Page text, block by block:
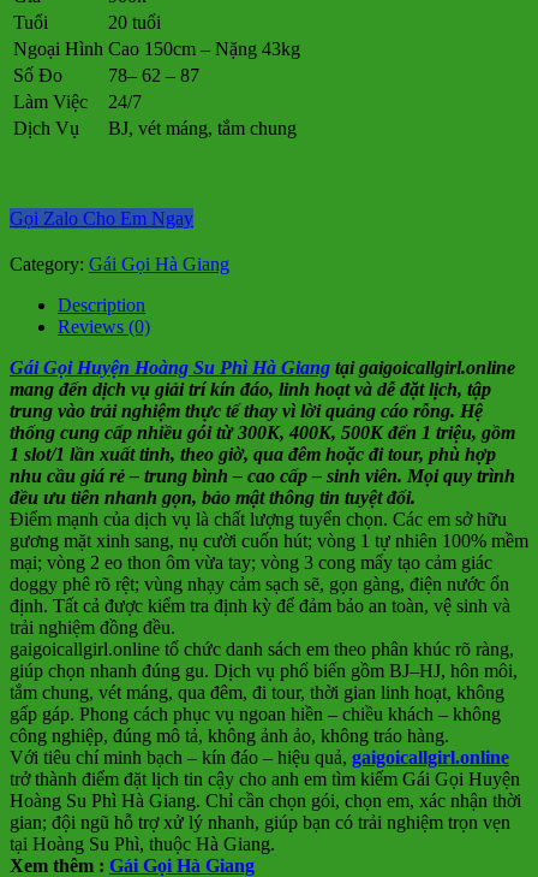
Tuổi
20 tuổi
Ngoại Hình Cao 150cm – Nặng 43kg
Số Đo
78– 62 – 87
Làm Việc
24/7
Dịch Vụ
BJ, vét máng, tắm chung
Gọi Zalo Cho Em Ngay
Category: Gái Gọi Hà Giang
Description
Reviews (0)
Gái Gọi Huyện Hoàng Su Phì Hà Giang tại gaigoicallgirl.online
mang đến dịch vụ giải trí kín đáo, linh hoạt và dễ đặt lịch, tập
trung vào trải nghiệm thực tế thay vì lời quảng cáo rỗng. Hệ
thống cung cấp nhiều gói từ 300K, 400K, 500K đến 1 triệu, gồm
1 slot/1 lần xuất tinh, theo giờ, qua đêm hoặc đi tour, phù hợp
nhu cầu giá rẻ – trung bình – cao cấp – sinh viên. Mọi quy trình
đều ưu tiên nhanh gọn, bảo mật thông tin tuyệt đối.
Điểm mạnh của dịch vụ là chất lượng tuyển chọn. Các em sở hữu
gương mặt xinh sang, nụ cười cuốn hút; vòng 1 tự nhiên 100% mềm
mại; vòng 2 eo thon ôm vừa tay; vòng 3 cong mẩy tạo cảm giác
doggy phê rõ rệt; vùng nhạy cảm sạch sẽ, gọn gàng, điện nước ổn
định. Tất cả được kiểm tra định kỳ để đảm bảo an toàn, vệ sinh và
trải nghiệm đồng đều.
gaigoicallgirl.online tổ chức danh sách em theo phân khúc rõ ràng,
giúp chọn nhanh đúng gu. Dịch vụ phổ biến gồm BJ–HJ, hôn môi,
tắm chung, vét máng, qua đêm, đi tour, thời gian linh hoạt, không
gấp gáp. Phong cách phục vụ ngoan hiền – chiều khách – không
công nghiệp, đúng mô tả, không ảnh ảo, không tráo hàng.
Với tiêu chí minh bạch – kín đáo – hiệu quả, gaigoicallgirl.online
trở thành điểm đặt lịch tin cậy cho anh em tìm kiếm Gái Gọi Huyện
Hoàng Su Phì Hà Giang. Chỉ cần chọn gói, chọn em, xác nhận thời
gian; đội ngũ hỗ trợ xử lý nhanh, giúp bạn có trải nghiệm trọn vẹn
tại Hoàng Su Phì, thuộc Hà Giang.
Xem thêm : Gái Gọi Hà Giang